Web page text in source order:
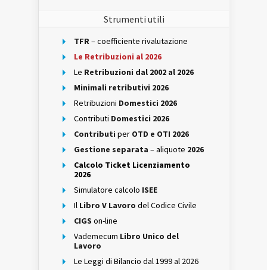
Strumenti utili
TFR– coefficiente rivalutazione
Le Retribuzioni al 2026
Le Retribuzioni dal 2002 al 2026
Minimali retributivi 2026
Retribuzioni Domestici 2026
Contributi Domestici 2026
Contributi per OTD e OTI 2026
Gestione separata – aliquote 2026
Calcolo Ticket Licenziamento
2026
Simulatore calcolo ISEE
Il Libro V Lavoro del Codice Civile
CIGS on-line
Vademecum Libro Unico del
Lavoro
Le Leggi di Bilancio dal 1999 al 2026